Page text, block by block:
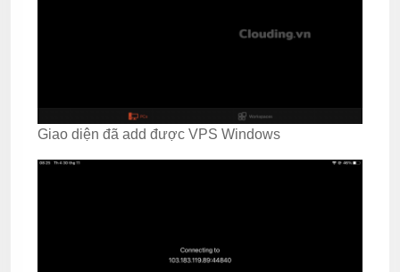
Giao diện đã add được VPS Windows